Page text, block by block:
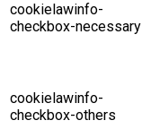
cookielawinfo-
checkbox-necessary
cookielawinfo-
checkbox-others